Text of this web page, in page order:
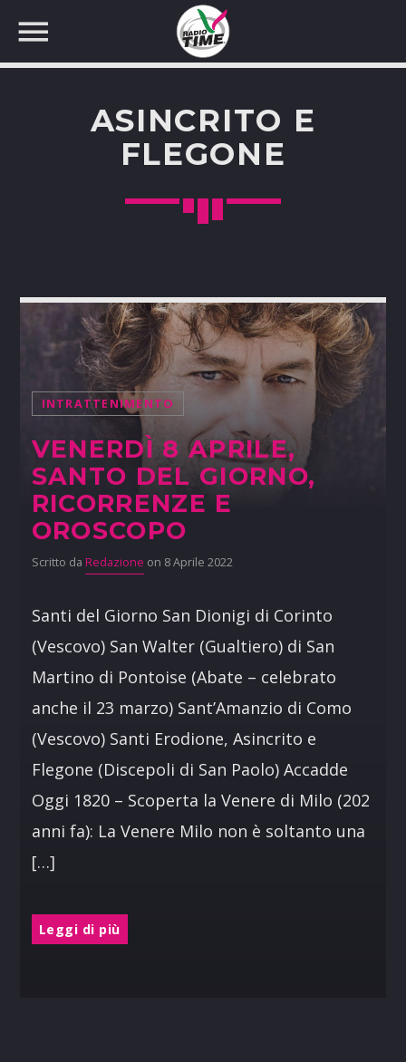
CERCA NEL SITO WEB:
ASINCRITO E
FLEGONE
INTRATTENIMENTO
VENERDÌ 8 APRILE,
SANTO DEL GIORNO,
RICORRENZE E
OROSCOPO
Scritto da Redazione on 8 Aprile 2022
Santi del Giorno San Dionigi di Corinto
(Vescovo) San Walter (Gualtiero) di San
Martino di Pontoise (Abate – celebrato
anche il 23 marzo) Sant’Amanzio di Como
(Vescovo) Santi Erodione, Asincrito e
Flegone (Discepoli di San Paolo) Accadde
Oggi 1820 – Scoperta la Venere di Milo (202
anni fa): La Venere Milo non è soltanto una
[…]
Leggi di più